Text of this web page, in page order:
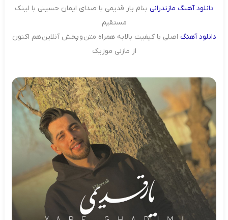
دانلودآهنگ مازندرانی بنام یار قدیمی با صدای ایمان حسینی با لینک
مستقیم
دانلودآهنگ اصلی با کیفیت بالا به همراه متن و پخش آنلاین هم اکنون
از مازنی موزیک